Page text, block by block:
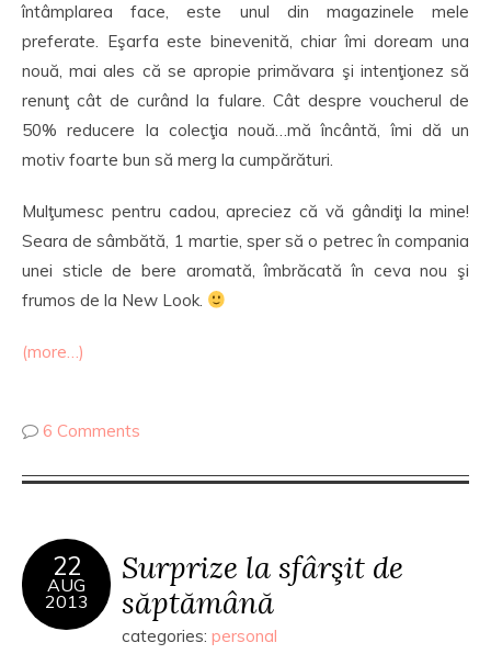
întâmplarea face, este unul din magazinele mele
preferate. Eşarfa este binevenită, chiar îmi doream una
nouă, mai ales că se apropie primăvara şi intenţionez să
renunţ cât de curând la fulare. Cât despre voucherul de
50% reducere la colecţia nouă…mă încântă, îmi dă un
motiv foarte bun să merg la cumpărături.
Mulţumesc pentru cadou, apreciez că vă gândiţi la mine!
Seara de sâmbătă, 1 martie, sper să o petrec în compania
unei sticle de bere aromată, îmbrăcată în ceva nou şi
frumos de la New Look.
(more…)
6 Comments
22
AUG
2013
Surprize la sfârşit de
săptămână
categories: personal